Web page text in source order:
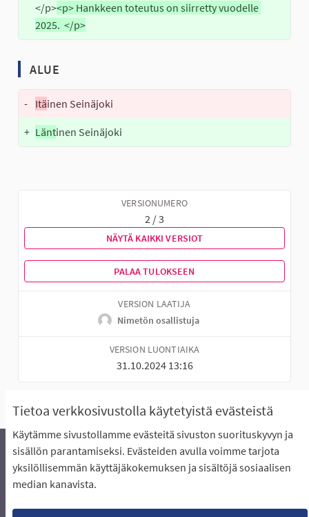
Tietoa verkkosivustolla käytetyistä evästeistä
Käytämme sivustollamme evästeitä sivuston suorituskyvyn ja
sisällön parantamiseksi. Evästeiden avulla voimme tarjota
yksilöllisemmän käyttäjäkokemuksen ja sisältöjä sosiaalisen
median kanavista.
</p><p> Hankkeen toteutus on siirretty vuodelle
2025.  </p>
ALUE
- Itäinen Seinäjoki
+ Läntinen Seinäjoki
VERSIONUMERO
2 / 3
NÄYTÄ KAIKKI VERSIOT
PALAA TULOKSEEN
VERSION LAATIJA
Nimetön osallistuja
VERSION LUONTIAIKA
31.10.2024 13:16
Äänestyksen pikaohjeet
Usein kysytyt kysymykset
Näin äänestät Asukasbudjetissa